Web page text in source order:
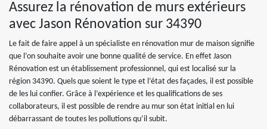
Assurez la rénovation de murs extérieurs
avec Jason Rénovation sur 34390
Le fait de faire appel à un spécialiste en rénovation mur de maison signifie
que l’on souhaite avoir une bonne qualité de service. En effet Jason
Rénovation est un établissement professionnel, qui est localisé sur la
région 34390. Quels que soient le type et l’état des façades, il est possible
de les lui confier. Grâce à l’expérience et les qualifications de ses
collaborateurs, il est possible de rendre au mur son état initial en lui
débarrassant de toutes les pollutions qu’il subit.